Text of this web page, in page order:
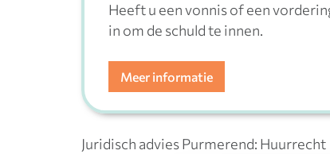
Heeft u een vonnis of een
in om de schuld te innen.
Meer informatie
Juridisch advies Purmerend: Huurrecht